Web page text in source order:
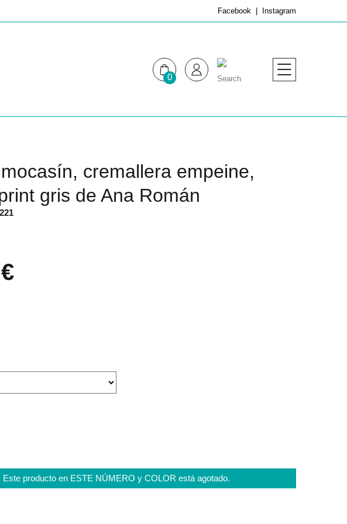
Facebook Instagram
0
cremallera empeine,
gris de Ana Román
Este producto en ESTE NÚMERO y COLOR está agotado.